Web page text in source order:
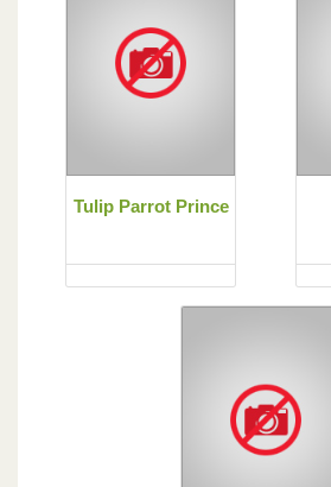
Tulip Parrot Prince